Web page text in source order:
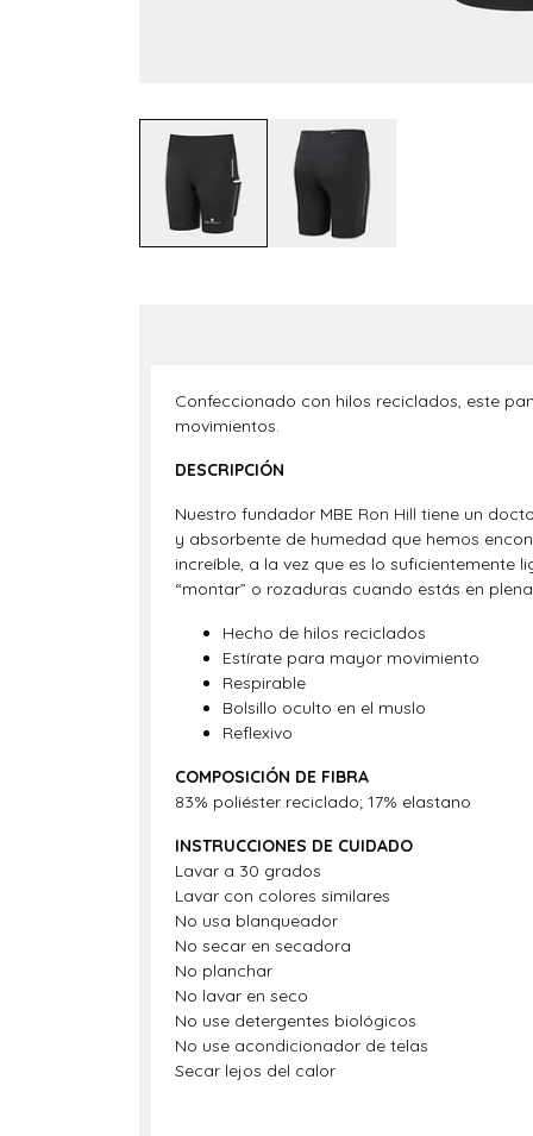
Confeccionado con hilos reciclados, este
movimientos.
DESCRIPCIÓN
Nuestro fundador MBE Ron Hill tiene un
y absorbente de humedad que hemos
increíble, a la vez que es lo
“montar” o rozaduras cuando estás en
Hecho de hilos reciclados
Estírate para mayor movimiento
Respirable
Bolsillo oculto en el muslo
Reflexivo
COMPOSICIÓN DE FIBRA
83% poliéster reciclado; 17% elastano
INSTRUCCIONES DE CUIDADO
Lavar a 30 grados
Lavar con colores similares
No usa blanqueador
No secar en secadora
No planchar
No lavar en seco
No use detergentes biológicos
No use acondicionador de telas
Secar lejos del calor